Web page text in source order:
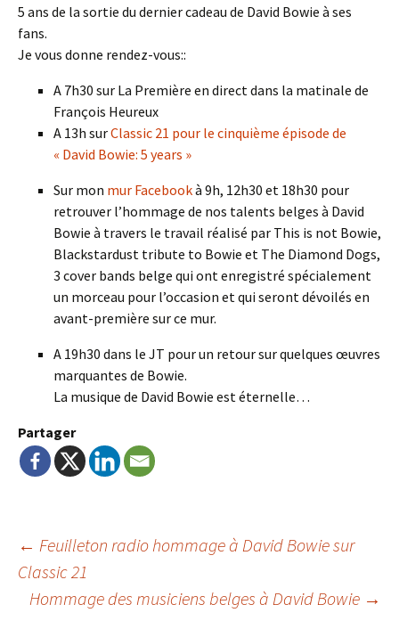
5 ans de la sortie du dernier cadeau de David Bowie à ses
fans.
Je vous donne rendez-vous::
A 7h30 sur La Première en direct dans la matinale de
François Heureux
A 13h surClassic 21 pour le cinquième épisode de
« David Bowie: 5 years »
Sur mon mur Facebookà 9h, 12h30 et 18h30 pour
retrouver l’hommage de nos talents belges à David
Bowie à travers le travail réalisé par This is not Bowie,
Blackstardust tribute to Bowie et The Diamond Dogs,
3 cover bands belge qui ont enregistré spécialement
un morceau pour l’occasion et qui seront dévoilés en
avant-première sur ce mur.
A 19h30 dans le JT pour un retour sur quelques œuvres
marquantes de Bowie.
La musique de David Bowie est éternelle…
Partager
Navigation
de
← Feuilleton radio hommage à David Bowie sur
Classic 21
Hommage des musiciens belges à David Bowie →